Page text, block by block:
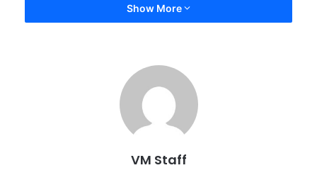
எங்களுக்கும் தெரிகிறது.
வீடியோவில் தனது வரவு-செலவு கணக்கைப் பகிர்ந்துள்ளார்.
கார் வாடகை மற்றும் இதர செலவுகள் சேர்த்து மொத்தம் 108,000
ரூபாய் அவர் முதலீடு செய்துள்ளார்.
ஆனால், அவருக்குக் கிடைத்த வருமானம் 88,400 ரூபாய் மட்டுமே.
Show More
VM Staff